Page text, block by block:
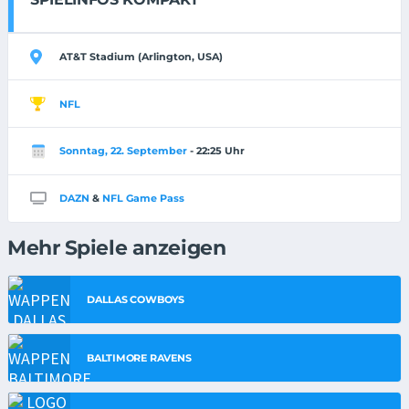
AT&T Stadium (Arlington, USA)
NFL
Sonntag, 22. September - 22:25 Uhr
DAZN & NFL Game Pass
Mehr Spiele anzeigen
DALLAS COWBOYS
BALTIMORE RAVENS